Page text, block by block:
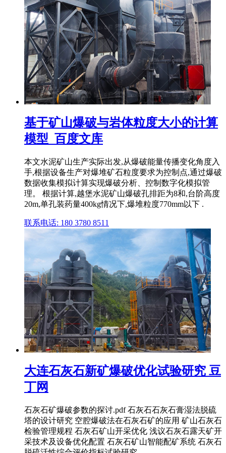
基于矿山爆破与岩体粒度大小的计算
模型_百度文库
本文水泥矿山生产实际出发,从爆破能量传播变化角度入
手,根据设备生产对爆堆矿石粒度要求为控制点,通过爆破
数据收集模拟计算实现爆破分析、控制数字化模拟管
理。 根据计算,越堡水泥矿山爆破孔排距为8和,台阶高度
20m,单孔装药量400kg情况下,爆堆粒度770mm以下 .
联系电话: 180 3780 8511
大连石灰石新矿爆破优化试验研究 豆
丁网
石灰石矿爆破参数的探讨.pdf 石灰石石灰石膏湿法脱硫
塔的设计研究 空腔爆破法在石灰石矿的应用 矿山石灰石
检验管理规程 石灰石矿山开采优化 浅议石灰石露天矿开
采技术及设备优化配置 石灰石矿山智能配矿系统 石灰石